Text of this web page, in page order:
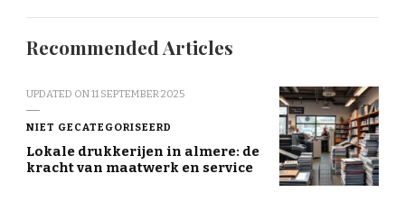
Recommended Articles
UPDATED ON11 SEPTEMBER 2025
NIET GECATEGORISEERD
Lokale drukkerijen in almere: de
kracht van maatwerk en service